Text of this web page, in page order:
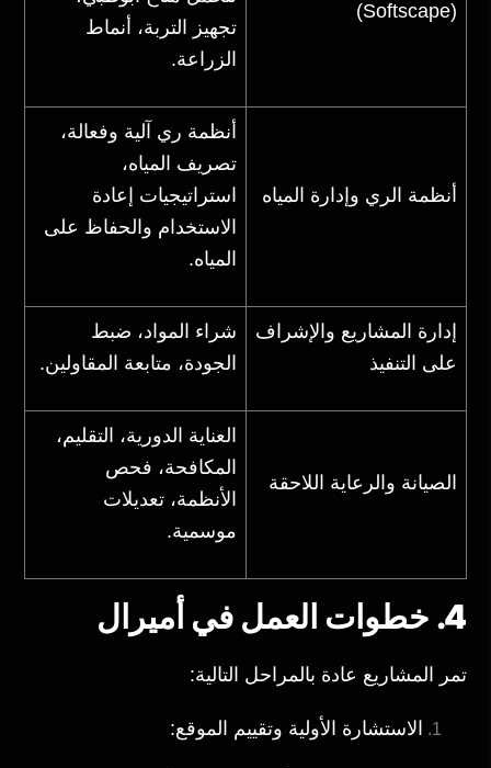
(Softscape)
تجهيز التربة، أنماط
الزراعة.
أنظمة الري وإدارة المياه
أنظمة ري آلية وفعالة،
تصريف المياه،
استراتيجيات إعادة
الاستخدام والحفاظ على
المياه.
إدارة المشاريع والإشراف
على التنفيذ
شراء المواد، ضبط
الجودة، متابعة المقاولين.
الصيانة والرعاية اللاحقة
العناية الدورية، التقليم،
المكافحة، فحص
الأنظمة، تعديلات
موسمية.
4. خطوات العمل في أميرال
تمر المشاريع عادة بالمراحل التالية:
الاستشارة الأولية وتقييم الموقع: